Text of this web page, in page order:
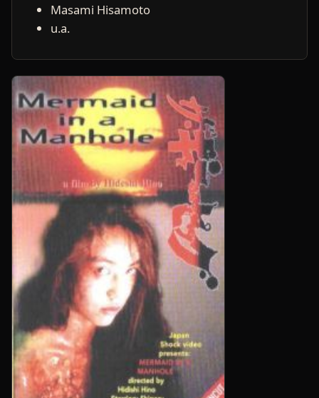
Masami Hisamoto
u.a.